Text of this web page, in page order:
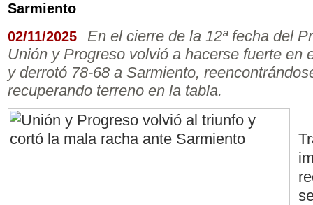
Automovilismo
Boxeo
Ciclismo
Gim. Artística
Duatlón-Triatlón
Golf
Natación
Patín
Taekwondo
Voley
Otros
Videos
Sarmiento
02/11/2025
En el cierre de la 12ª fecha del
Unión y Progreso volvió a hacerse fuerte en
y derrotó 78-68 a Sarmiento,
recuperando terreno en la tabla.